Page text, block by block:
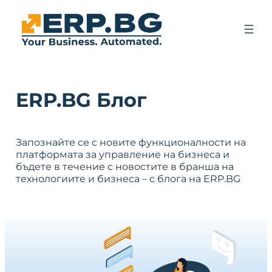
ERP.BG Блог
Запознайте се с новите функционалности на
платформата за управление на бизнеса и
бъдете в течение с новостите в бранша на
технологиите и бизнеса – с блога на ERP.BG